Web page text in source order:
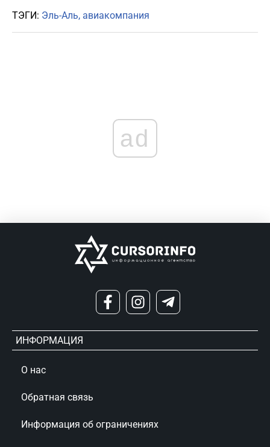
ТЭГИ: Эль-Аль авиакомпания
ad
ИНФОРМАЦИЯ
О нас
Обратная связь
Информация об ограничениях